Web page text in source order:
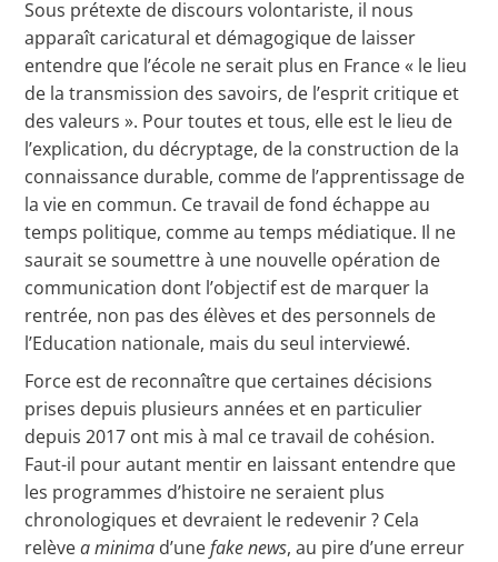
Concours scolaires
Conférences, tables rondes
Critique d’ouvrages publiés
Culture
Sous prétexte de discours volontariste, il nous
apparaît caricatural et démagogique de laisser
entendre que l’école ne serait plus en France « le lieu
de la transmission des savoirs, de l’esprit critique et
des valeurs ». Pour toutes et tous, elle est le lieu de
l’explication, du décryptage, de la construction de la
connaissance durable, comme de l’apprentissage de
la vie en commun. Ce travail de fond échappe au
temps politique, comme au temps médiatique. Il ne
saurait se soumettre à une nouvelle opération de
communication dont l’objectif est de marquer la
rentrée, non pas des élèves et des personnels de
l’Education nationale, mais du seul interviewé.
Force est de reconnaître que certaines décisions
prises depuis plusieurs années et en particulier
depuis 2017 ont mis à mal ce travail de cohésion.
Faut-il pour autant mentir en laissant entendre que
les programmes d’histoire ne seraient plus
chronologiques et devraient le redevenir ? Cela
relèvea minima d’unefake news, au pire d’une erreur